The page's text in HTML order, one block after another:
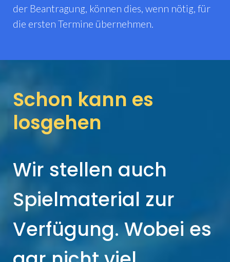
der Beantragung, können dies, wenn nötig, für
die ersten Termine übernehmen.
Schon kann es
losgehen
Wir stellen auch
Spielmaterial zur
Verfügung. Wobei es